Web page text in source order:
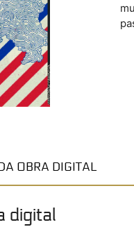
OBRA DIGITAL
digital